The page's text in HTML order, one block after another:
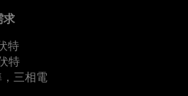
求
特
特
三相電